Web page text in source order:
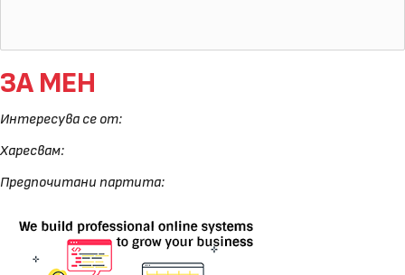
ЗА МЕН
Интересува се от:
Харесвам:
Предпочитани партита: